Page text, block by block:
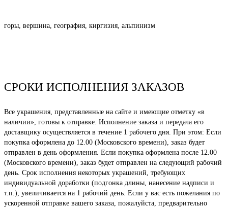
горы, вершина, география, киргизия, альпинизм
СРОКИ ИСПОЛНЕНИЯ ЗАКАЗОВ
Все украшения, представленные на сайте и имеющие отметку «в
наличии», готовы к отправке. Исполнение заказа и передача его
доставщику осуществляется в течение 1 рабочего дня. При этом: Если
покупка оформлена до 12.00 (Московского времени), заказ будет
отправлен в день оформления. Если покупка оформлена после 12.00
(Московского времени), заказ будет отправлен на следующий рабочий
день. Срок исполнения некоторых украшений, требующих
индивидуальной доработки (подгонка длины, нанесение надписи и
т.п.), увеличивается на 1 рабочий день. Если у вас есть пожелания по
ускоренной отправке вашего заказа, пожалуйста, предварительно